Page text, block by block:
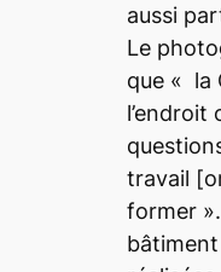
aussi
Le
que « la
l’endroit
travail
former